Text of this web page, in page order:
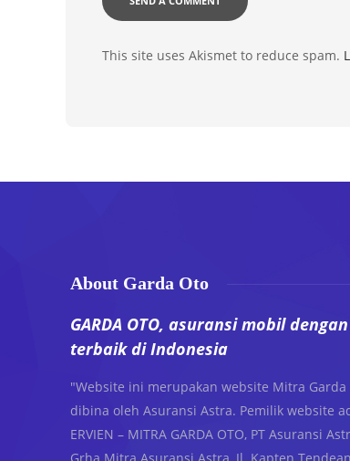
This site uses Akismet to reduce spam.
About Garda Oto
GARDA OTO, asuransi mobil
terbaik di Indonesia
"Website ini merupakan website Mitra Garda
dibina oleh Asuransi Astra. Pemilik website
ERVIEN – MITRA GARDA OTO, PT Asuransi